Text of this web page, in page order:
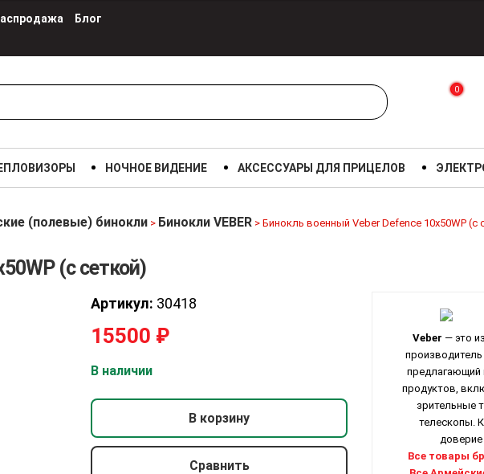
Блог
0
НОЧНОЕ ВИДЕНИЕ АКСЕССУАРЫ ДЛЯ ПРИЦЕЛОВ
(полевые) бинокли > Бинокли VEBER > Бинокль военный Veber Defence 10x50WP (с
(с сеткой)
Артикул: 30418
15500 ₽
В наличии
В корзину
Сравнить
Veber — это
предлагающий
продуктов,
зрительные
телескопы.
доверие
Все товары